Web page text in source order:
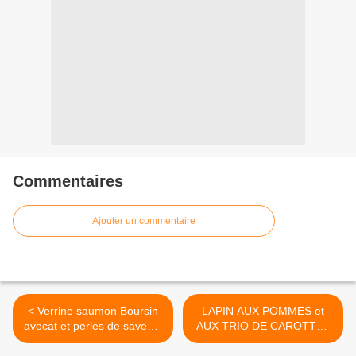
Commentaires
Ajouter un commentaire
< Verrine saumon Boursin
avocat et perles de saveurs
à la mangue 4💚 3💙💜.
LAPIN AUX POMMES et
AUX TRIO DE CAROTTES
>